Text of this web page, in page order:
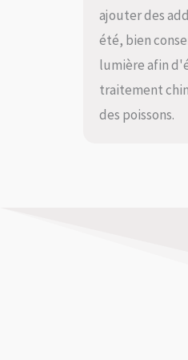
ajouter des
été, bien
lumière afin
traitement
des poissons.